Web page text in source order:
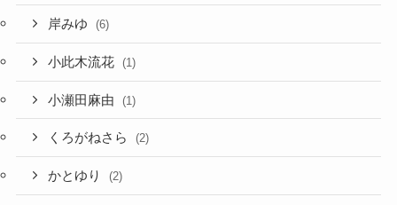
岸みゆ (6)
小此木流花 (1)
小瀬田麻由 (1)
くろがねさら (2)
かとゆり (2)